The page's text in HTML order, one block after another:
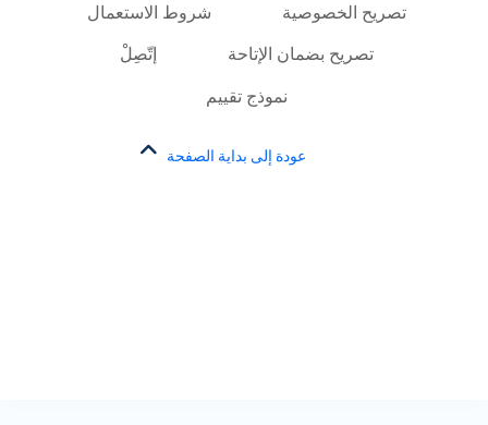
تصريح الخصوصية شروط الاستعمال
تصريح بضمان الإتاحة إتّصِلْ
نموذج تقييم
عودة إلى بداية الصفحة